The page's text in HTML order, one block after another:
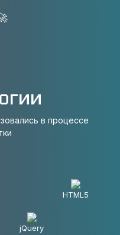
в процессе
HTML5
jQuery